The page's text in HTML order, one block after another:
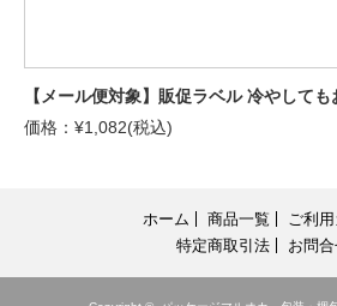
【メール便対象】販促ラベル 冷やして
価格：¥1,082(税込)
ホーム 商品一覧
ご利
特定商取引法
お問